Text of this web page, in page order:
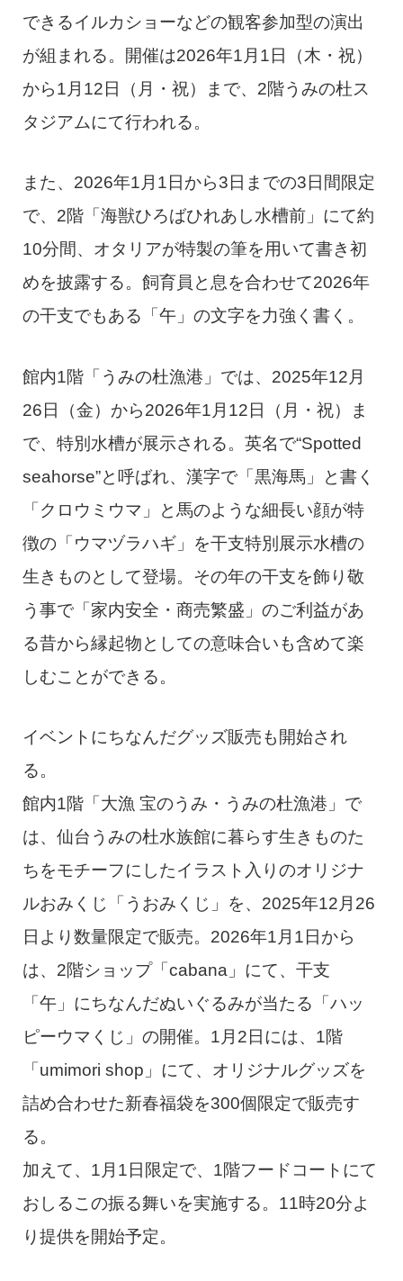
できるイルカショーなどの観客参加型の演出
が組まれる。開催は2026年1月1日（木・祝）
から1月12日（月・祝）まで、2階うみの杜ス
タジアムにて行われる。
また、2026年1月1日から3日までの3日間限定
で、2階「海獣ひろばひれあし水槽前」にて約
10分間、オタリアが特製の筆を用いて書き初
めを披露する。飼育員と息を合わせて2026年
の干支でもある「午」の文字を力強く書く。
館内1階「うみの杜漁港」では、2025年12月
26日（金）から2026年1月12日（月・祝）ま
で、特別水槽が展示される。英名で“Spotted
seahorse”と呼ばれ、漢字で「黒海馬」と書く
「クロウミウマ」と馬のような細長い顔が特
徴の「ウマヅラハギ」を干支特別展示水槽の
生きものとして登場。その年の干支を飾り敬
う事で「家内安全・商売繁盛」のご利益があ
る昔から縁起物としての意味合いも含めて楽
しむことができる。
イベントにちなんだグッズ販売も開始され
る。
館内1階「大漁 宝のうみ・うみの杜漁港」で
は、仙台うみの杜水族館に暮らす生きものた
ちをモチーフにしたイラスト入りのオリジナ
ルおみくじ「うおみくじ」を、2025年12月26
日より数量限定で販売。2026年1月1日から
は、2階ショップ「cabana」にて、干支
「午」にちなんだぬいぐるみが当たる「ハッ
ピーウマくじ」の開催。1月2日には、1階
「umimori shop」にて、オリジナルグッズを
詰め合わせた新春福袋を300個限定で販売す
る。
加えて、1月1日限定で、1階フードコートにて
おしるこの振る舞いを実施する。11時20分よ
り提供を開始予定。